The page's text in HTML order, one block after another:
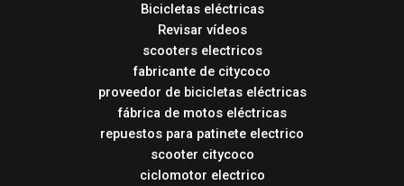
Bicicletas eléctricas
Revisar vídeos
scooters electricos
fabricante de citycoco
proveedor de bicicletas eléctricas
fábrica de motos eléctricas
repuestos para patinete electrico
scooter citycoco
ciclomotor electrico